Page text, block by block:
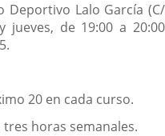
Deportivo Lalo García (C/
jueves, de 19:00 a 20:00
20 en cada curso.
horas semanales.